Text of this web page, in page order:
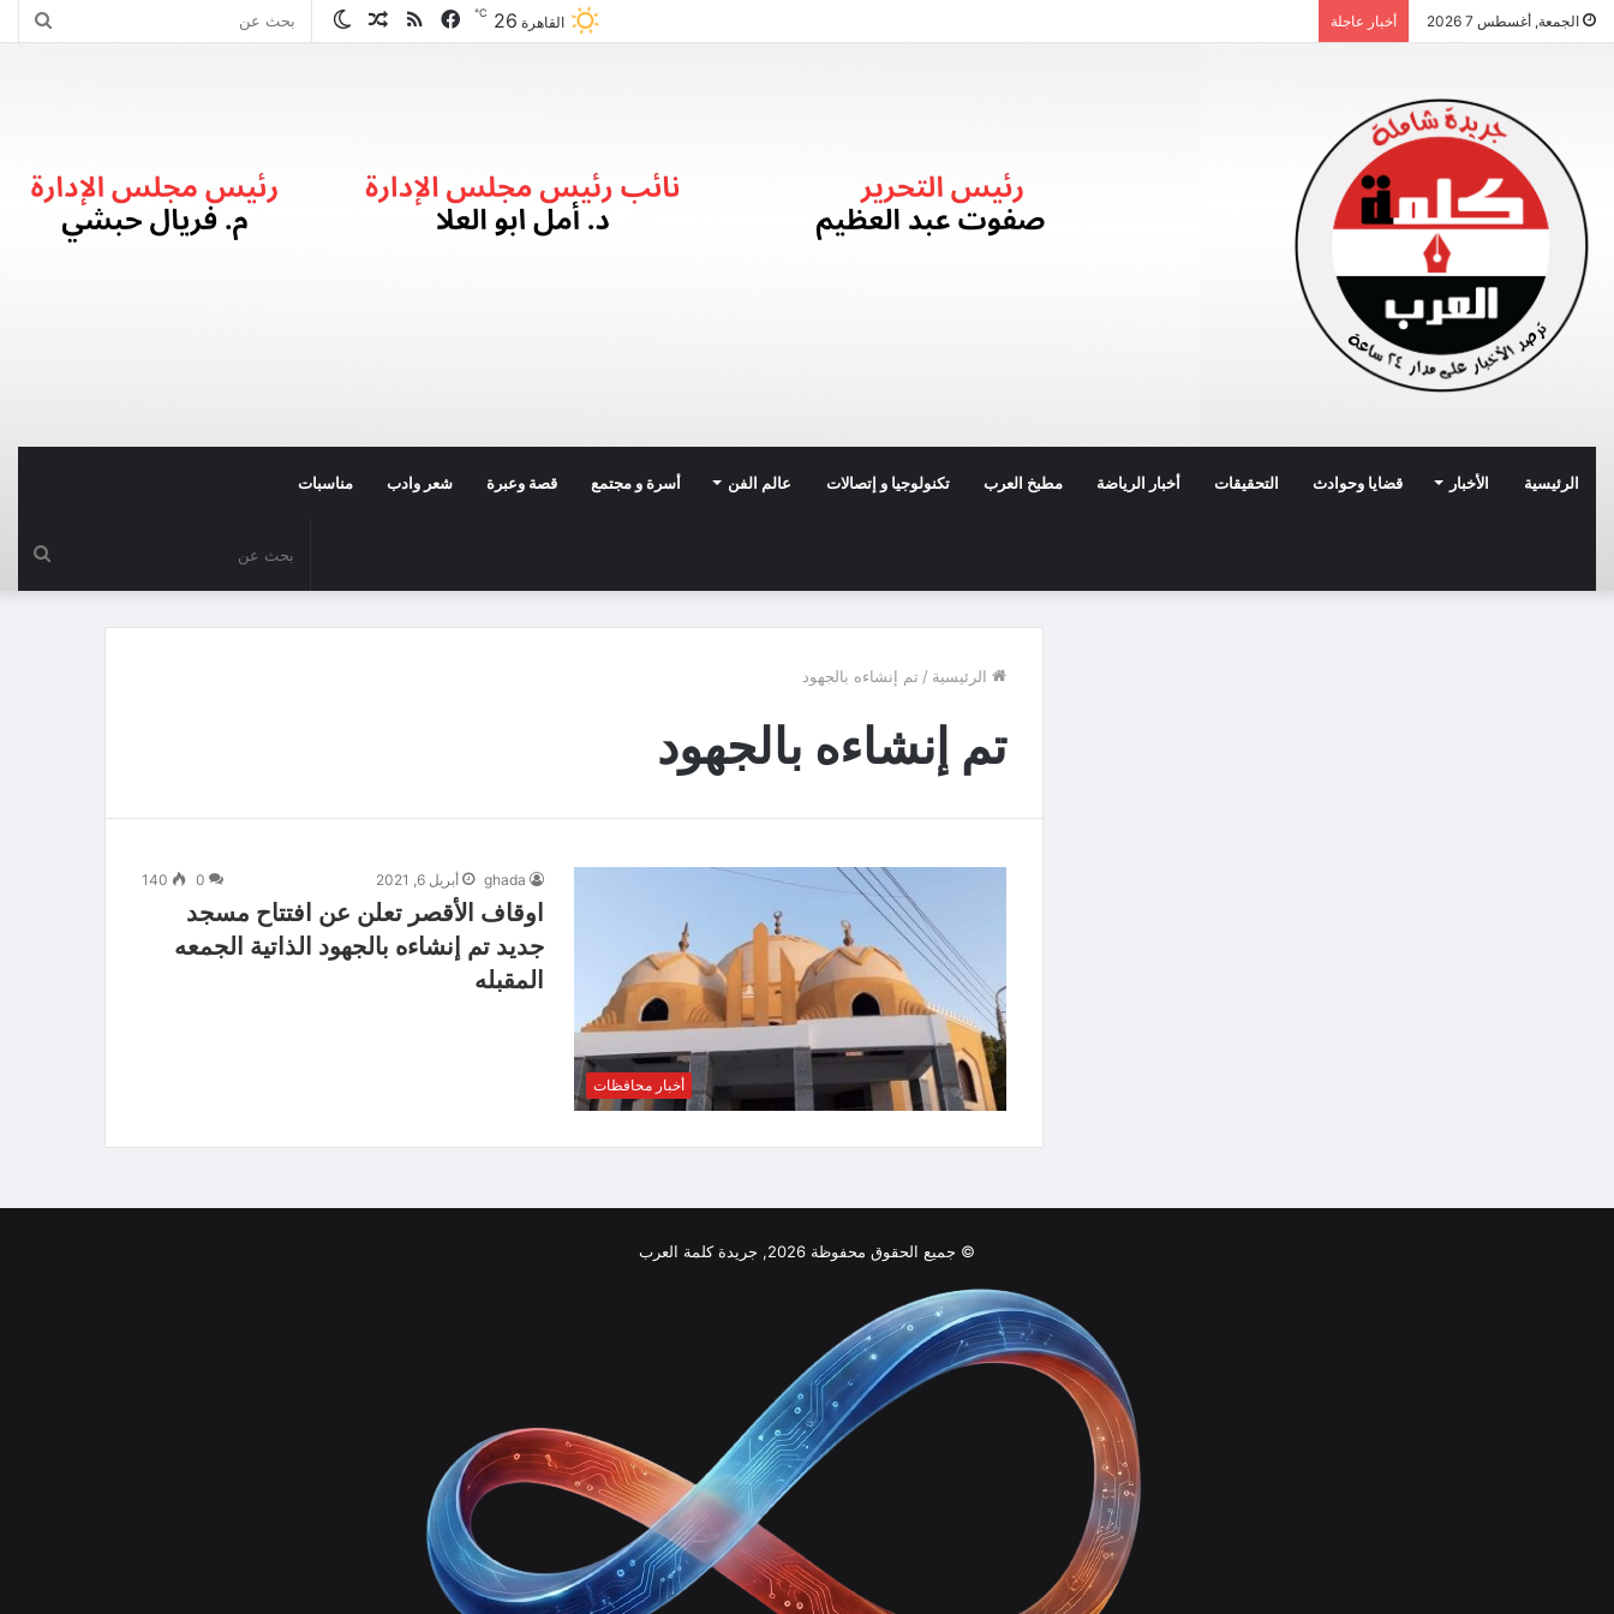
الجمعة, أغسطس 7 2026 أخبار عاجلة
الوضع مقال ملخص
فيسبوك القاهرة 26
℃
الرئيسية الأخبار قضايا وحوادث التحقيقات أخبار الرياضة مطبخ العرب تكنولوجيا و إتصالات عالم الفن أسرة و مجتمع قصة وعبرة شعر وادب مناسبات
الرئيسية / تم إنشاءه بالجهود
تم إنشاءه بالجهود
أخبار محافظات
ghada أبريل 6, 2021 0
140
اوقاف الأقصر تعلن عن افتتاح مسجد
جديد تم إنشاءه بالجهود الذاتية الجمعه
المقبله
© جميع الحقوق محفوظة 2026, جريدة كلمة العرب